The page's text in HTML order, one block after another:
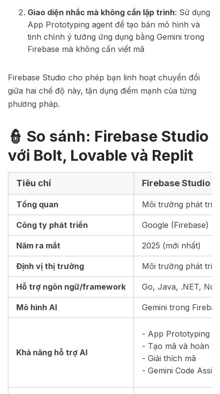
Giao diện nhắc mà không cần lập trình: Sử dụng
App Prototyping agent để tạo bản mô hình và
tinh chỉnh ý tưởng ứng dụng bằng Gemini trong
Firebase mà không cần viết mã
Firebase Studio cho phép bạn linh hoạt chuyển đổi
giữa hai chế độ này, tận dụng điểm mạnh của từng
phương pháp.
👮 So sánh: Firebase Studio
với Bolt, Lovable và Replit
Tiêu chí Firebase Studio
Tổng quan Môi trường phát
Công ty phát triển Google (Firebase)
Năm ra mắt 2025 (mới nhất)
Định vị thị trường Môi trường phát
Hỗ trợ ngôn ngữ/framework Go, Java, .NET,
Mô hình AI Gemini trong
Khả năng hỗ trợ AI
- App Prototyping
- Tạo mã và hoàn
- Giải thích mã
- Gemini Code